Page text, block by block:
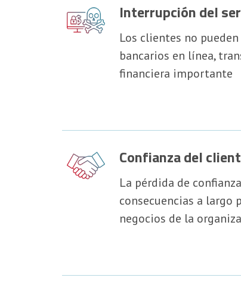
Interrupción del
Los clientes no
bancarios en línea,
financiera importante
Confianza del
La pérdida de
consecuencias a largo
negocios de la